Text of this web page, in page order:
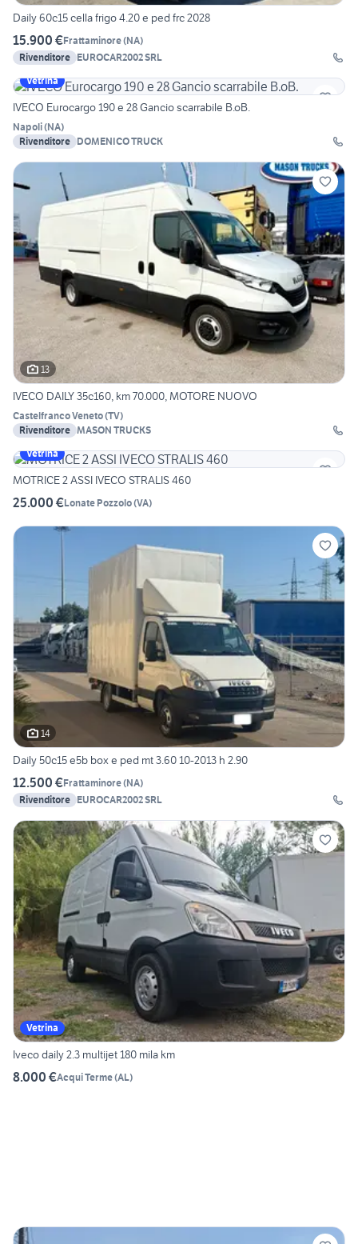
Daily 60c15 cella frigo 4.20 e ped frc 2028
15.900 €Frattaminore(NA)
Rivenditore EUROCAR2002 SRL
Vetrina
IVECO Eurocargo 190 e 28 Gancio scarrabile B.oB.
Napoli(NA)
Rivenditore DOMENICO TRUCK
13
IVECO DAILY 35c160, km 70.000, MOTORE NUOVO
Castelfranco Veneto(TV)
Rivenditore MASON TRUCKS
Vetrina
MOTRICE 2 ASSI IVECO STRALIS 460
25.000 €Lonate Pozzolo(VA)
14
Daily 50c15 e5b box e ped mt 3.60 10-2013 h 2.90
12.500 €Frattaminore(NA)
Rivenditore EUROCAR2002 SRL
Vetrina
Iveco daily 2.3 multijet 180 mila km
8.000 €Acqui Terme(AL)